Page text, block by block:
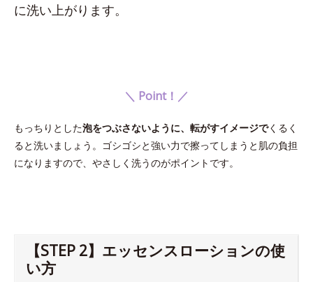
に洗い上がります。
＼ Point！／
もっちりとした泡をつぶさないように、転がすイメージでくるく
ると洗いましょう。ゴシゴシと強い力で擦ってしまうと肌の負担
になりますので、やさしく洗うのがポイントです。
【STEP 2】エッセンスローションの使
い方